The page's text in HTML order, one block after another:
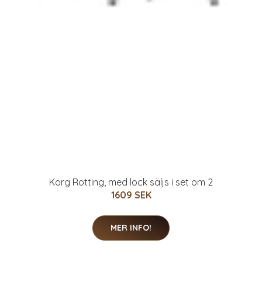
Korg Rotting, med lock säljs i set om 2
1609 SEK
MER INFO!